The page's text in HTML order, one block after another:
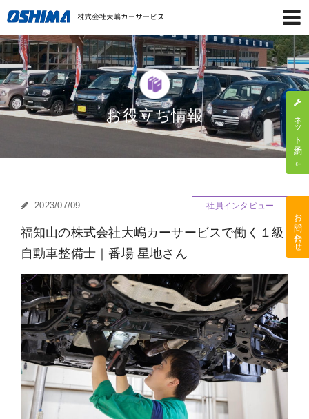
お役立ち情報
2023/07/09 社員インタビュー
福知山の株式会社大嶋カーサービスで働く１級
自動車整備士｜番場 星地さん
ネット予約
お問い合わせ